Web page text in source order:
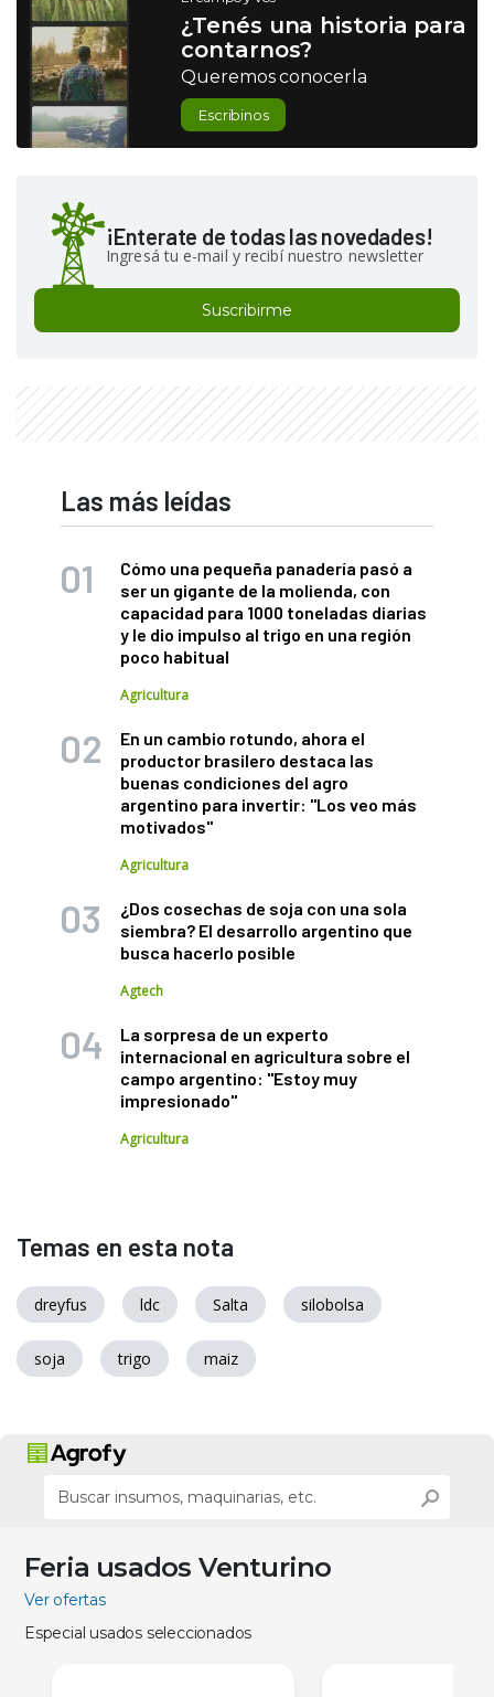
¿Tenés una historia para
contarnos?
Queremos conocerla
Escribinos
¡Enterate de todas las novedades!
Ingresá tu e-mail y recibí nuestro newsletter
Suscribirme
Las más leídas
Cómo una pequeña panadería pasó a
ser un gigante de la molienda, con
capacidad para 1000 toneladas diarias
y le dio impulso al trigo en una región
poco habitual
Agricultura
En un cambio rotundo, ahora el
productor brasilero destaca las
buenas condiciones del agro
argentino para invertir: "Los veo más
motivados"
Agricultura
¿Dos cosechas de soja con una sola
siembra? El desarrollo argentino que
busca hacerlo posible
Agtech
La sorpresa de un experto
internacional en agricultura sobre el
campo argentino: "Estoy muy
impresionado"
Agricultura
Temas en esta nota
dreyfus ldc Salta silobolsa
soja trigo maiz
Feria usados Venturino
Ver ofertas
Especial usados seleccionados